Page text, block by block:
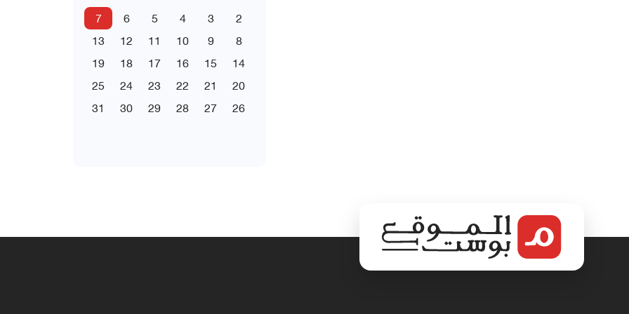
2
3
4
5
6
7
8
9
10
11
12
13
14
15
16
17
18
19
20
21
22
23
24
25
26
27
28
29
30
31